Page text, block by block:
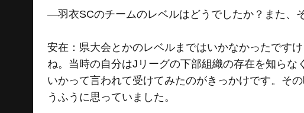
―羽衣SCのチームのレベルはどうでしたか？また、
安在：県大会とかのレベルまではいかなかったです
ね。当時の自分はJリーグの下部組織の存在を知ら
いかって言われて受けてみたのがきっかけです。そ
うふうに思っていました。